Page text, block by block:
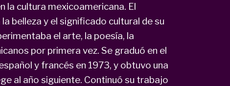
la cultura mexicoamericana. El
belleza y el significado cultural de su
el arte, la poesía, la
por primera vez. Se graduó en el
y francés en 1973, y obtuvo una
al año siguiente. Continuó su trabajo